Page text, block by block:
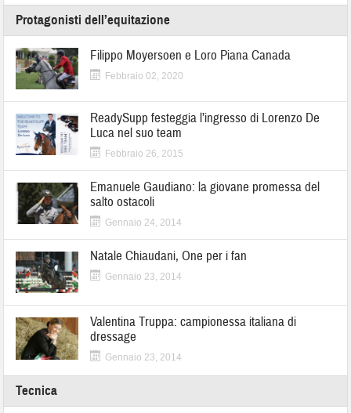
Protagonisti dell’equitazione
Filippo Moyersoen e Loro Piana Canada
Febbraio 02, 2020
ReadySupp festeggia l’ingresso di Lorenzo De
Luca nel suo team
Febbraio 26, 2015
Emanuele Gaudiano: la giovane promessa del
salto ostacoli
Gennaio 24, 2014
Natale Chiaudani, One per i fan
Gennaio 23, 2014
Valentina Truppa: campionessa italiana di
dressage
Gennaio 23, 2014
Tecnica